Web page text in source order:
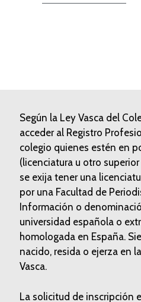
Según la Ley Vasca del
acceder al Registro
colegio quienes estén en
(licenciatura u otro
se exija tener una
por una Facultad de
Información o
universidad española o
homologada en España.
nacido, resida o ejerza en
Vasca.
La solicitud de inscripción